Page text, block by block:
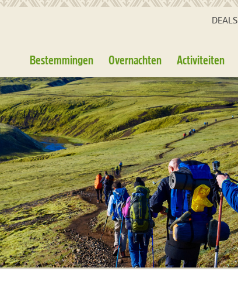
DEALS
Bestemmingen Overnachten Activiteiten